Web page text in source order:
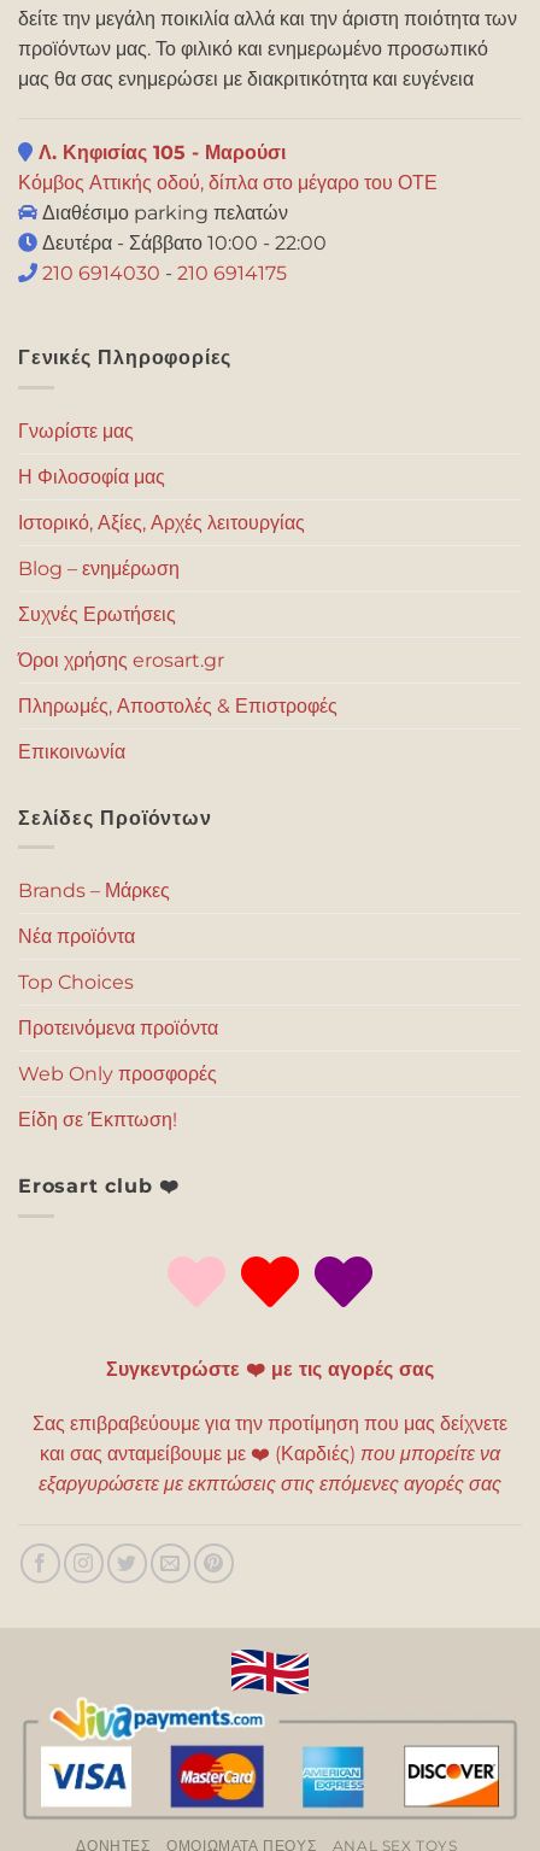
δείτε την μεγάλη ποικιλία αλλά και την άριστη ποιότητα των
προϊόντων μας. Το φιλικό και ενημερωμένο προσωπικό
μας θα σας ενημερώσει με διακριτικότητα και ευγένεια
Λ. Κηφισίας 105 - Μαρούσι
Κόμβος Αττικής οδού, δίπλα στο μέγαρο του ΟΤΕ
Διαθέσιμο parking πελατών
Δευτέρα - Σάββατο 10:00 - 22:00
210 6914030 - 210 6914175
Γενικές Πληροφορίες
Γνωρίστε μας
Η Φιλοσοφία μας
Ιστορικό, Αξίες, Αρχές λειτουργίας
Blog – ενημέρωση
Συχνές Ερωτήσεις
Όροι χρήσης erosart.gr
Πληρωμές, Αποστολές & Επιστροφές
Επικοινωνία
Σελίδες Προϊόντων
Brands – Μάρκες
Νέα προϊόντα
Top Choices
Προτεινόμενα προϊόντα
Web Only προσφορές
Είδη σε Έκπτωση!
Erosart club ❤️
Συγκεντρώστε ❤️ με τις αγορές σας
Σας επιβραβεύουμε για την προτίμηση που μας δείχνετε
και σας ανταμείβουμε με ❤️ (Καρδιές) που μπορείτε να
εξαργυρώσετε με εκπτώσεις στις επόμενες αγορές σας
ΔΟΝΗΤΕΣ ΟΜΟΙΩΜΑΤΑ ΠΕΟΥΣ ANAL SEX TOYS